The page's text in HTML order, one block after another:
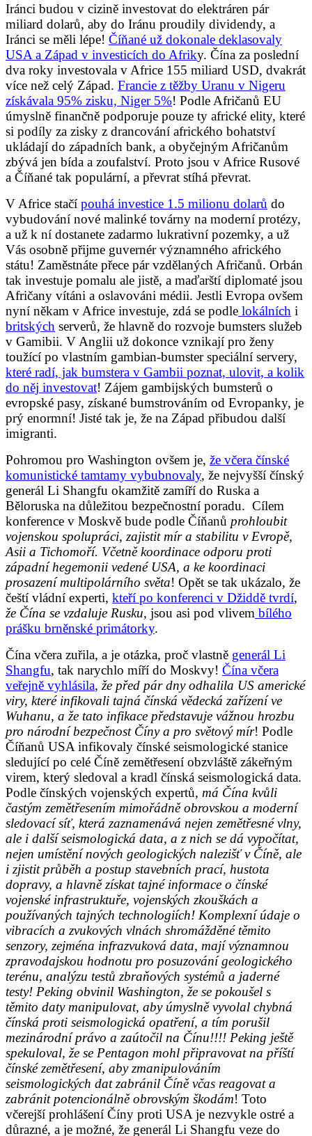
Iránci budou v cizině investovat do elektráren pár
miliard dolarů, aby do Iránu proudily dividendy, a
Iránci se měli lépe! Číňané už dokonale deklasovaly
USA a Západ v investicích do Afriky. Čína za poslední
dva roky investovala v Africe 155 miliard USD, dvakrát
více než celý Západ. Francie z těžby Uranu v Nigeru
získávala 95% zisku, Niger 5%! Podle Afričanů EU
úmyslně finančně podporuje pouze ty africké elity, které
si podíly za zisky z drancování afrického bohatství
ukládají do západních bank, a obyčejným Afričanům
zbývá jen bída a zoufalství. Proto jsou v Africe Rusové
a Číňané tak populární, a převrat stíhá převrat.
V Africe stačí pouhá investice 1.5 milionu dolarů do
vybudování nové malinké továrny na moderní protézy,
a už k ní dostanete zadarmo lukrativní pozemky, a už
Vás osobně přijme guvernér významného afrického
státu! Zaměstnáte přece pár vzdělaných Afričanů. Orbán
tak investuje pomalu ale jistě, a maďarští diplomaté jsou
Afričany vítáni a oslavováni médii. Jestli Evropa ovšem
nyní někam v Africe investuje, zdá se podle lokálních i
britských serverů, že hlavně do rozvoje bumsters služeb
v Gamibii. V Anglii už dokonce vznikají pro ženy
toužící po vlastním gambian-bumster speciální servery,
které radí, jak bumstera v Gambii poznat, ulovit, a kolik
do něj investovat! Zájem gambijských bumsterů o
evropské pasy, získané bumstrováním od Evropanky, je
prý enormní! Jisté tak je, že na Západ přibudou další
imigranti.
Pohromou pro Washington ovšem je, že včera čínské
komunistické tamtamy vybubnovaly, že nejvyšší čínský
generál Li Shangfu okamžitě zamíří do Ruska a
Běloruska na důležitou bezpečnostní poradu. Cílem
konference v Moskvě bude podle Číňanů prohloubit
vojenskou spolupráci, zajistit mír a stabilitu v Evropě,
Asii a Tichomoří. Včetně koordinace odporu proti
západní hegemonii vedené USA, a ke koordinaci
prosazení multipolárního světa! Opět se tak ukázalo, že
čeští vládní experti, kteří po konferenci v Džiddě tvrdí,
že Čína se vzdaluje Rusku, jsou asi pod vlivem bílého
prášku brněnské primátorky.
Čína včera zuřila, a je otázka, proč vlastně generál Li
Shangfu, tak narychlo míří do Moskvy! Čína včera
veřejně vyhlásila, že před pár dny odhalila US americké
viry, které infikovali tajná čínská vědecká zařízení ve
Wuhanu, a že tato infikace představuje vážnou hrozbu
pro národní bezpečnost Číny a pro světový mír! Podle
Číňanů USA infikovaly čínské seismologické stanice
sledující po celé Číně zemětřesení obzvláště zákeřným
virem, který sledoval a kradl čínská seismologická data.
Podle čínských vojenských expertů, má Čína kvůli
častým zemětřesením mimořádně obrovskou a moderní
sledovací síť, která zaznamenává nejen zemětřesné vlny,
ale i další seismologická data, a z nich se dá vypočítat,
nejen umístění nových geologických nalezišť v Číně, ale
i zjistit průběh a postup stavebních prací, hustota
dopravy, a hlavně získat tajné informace o čínské
vojenské infrastruktuře, vojenských zkouškách a
používaných tajných technologiích! Komplexní údaje o
vibracích a zvukových vlnách shromážděné těmito
senzory, zejména infrazvuková data, mají významnou
zpravodajskou hodnotu pro posuzování geologického
terénu, analýzu testů zbraňových systémů a jaderné
testy! Peking obvinil Washington, že se pokoušel s
těmito daty manipulovat, aby úmyslně vyvolal chybná
čínská proti seismologická opatření, a tím porušil
mezinárodní právo a zaútočil na Čínu!!!! Peking ještě
spekuloval, že se Pentagon mohl připravovat na příští
čínské zemětřesení, aby zmanipulováním
seismologických dat zabránil Číně včas reagovat a
zabránit potencionálně obrovským škodám! Toto
včerejší prohlášení Číny proti USA je nezvykle ostré a
důrazné, a je možné, že generál Li Shangfu veze do